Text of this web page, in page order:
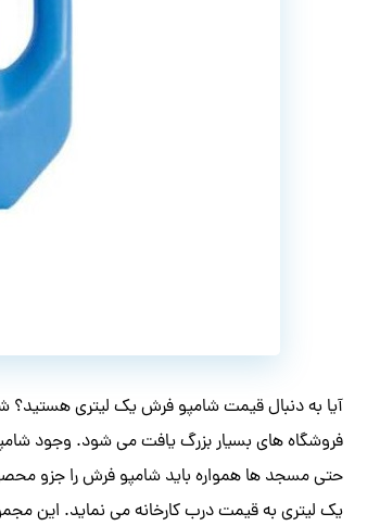
آیا به دنبال قیمت شامپو فرش یک لیتری هستید؟
فروشگاه های بسیار بزرگ یافت می شود. وجود
حتی مسجد ها همواره باید شامپو فرش را جزو
یک لیتری به قیمت درب کارخانه می نماید. این